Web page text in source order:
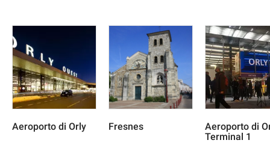
Aeroporto di Orly Fresnes
Aeroporto di
Terminal 1